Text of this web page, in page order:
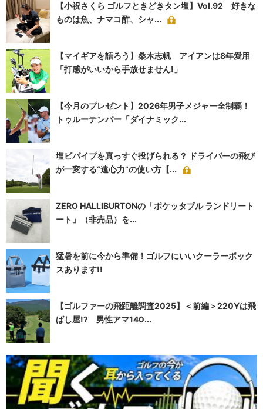
【小祝さくら ゴルフときどきタン塩】Vol.92 好きな
ものは魚、ナマコ酢、シャ...
【マイギアを語ろう】桑木志帆 アイアンは8年愛用
「打感がいいから手放せません!」
【今月のプレゼント】2026年男子メジャー全制覇！
トゥルーテンパー「ダイナミック...
塩ビパイプを真っすぐ投げられる？ ドライバーの飛び
が一変する“遠心力”の使い方【...
ZERO HALLIBURTONの「ポケッタブル ランドリート
ート」（非売品）を...
猛暑を前に今から準備！ゴルフにいいクーラーボック
スあります!!
【ゴルファーの飛距離調査2025】＜前編＞220Yは飛
ばし屋!? 男性アマ140...